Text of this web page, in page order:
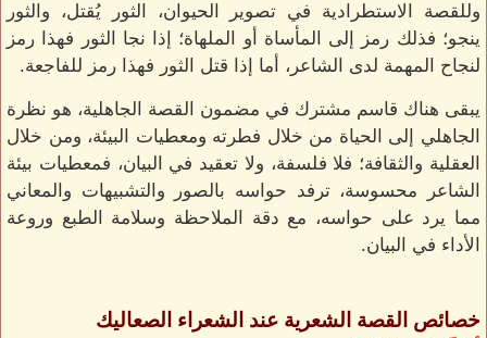
وللقصة الاستطرادية في تصوير الحيوان، الثور يُقتل، والثور
ينجو؛ فذلك رمز إلى المأساة أو الملهاة؛ إذا نجا الثور فهذا رمز
لنجاح المهمة لدى الشاعر، أما إذا قتل الثور فهذا رمز للفاجعة.
يبقى هناك قاسم مشترك في مضمون القصة الجاهلية، هو نظرة
الجاهلي إلى الحياة من خلال فطرته ومعطيات البيئة، ومن خلال
العقلية والثقافة؛ فلا فلسفة، ولا تعقيد في البيان، فمعطيات بيئة
الشاعر محسوسة، ترفد حواسه بالصور والتشبيهات والمعاني
مما يرد على حواسه، مع دقة الملاحظة وسلامة الطبع وروعة
الأداء في البيان.
خصائص القصة الشعرية عند الشعراء الصعاليك